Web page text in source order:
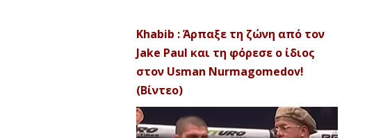
Khabib : Άρπαξε τη ζώνη από τον
Jake Paul και τη φόρεσε ο ίδιος
στον Usman Nurmagomedov!
(Βίντεο)